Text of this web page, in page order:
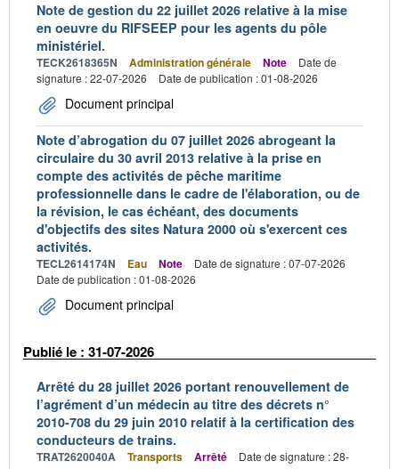
Note de gestion du 22 juillet 2026 relative à la mise
en oeuvre du RIFSEEP pour les agents du pôle
ministériel.
TECK2618365N Administration générale Note
Date de
signature : 22-07-2026
Date de publication : 01-08-2026
Document principal
Note d’abrogation du 07 juillet 2026 abrogeant la
circulaire du 30 avril 2013 relative à la prise en
compte des activités de pêche maritime
professionnelle dans le cadre de l'élaboration, ou de
la révision, le cas échéant, des documents
d'objectifs des sites Natura 2000 où s'exercent ces
activités.
TECL2614174N Eau Note
Date de signature : 07-07-2026
Date de publication : 01-08-2026
Document principal
Publié le : 31-07-2026
Arrêté du 28 juillet 2026 portant renouvellement de
l’agrément d’un médecin au titre des décrets n°
2010-708 du 29 juin 2010 relatif à la certification des
conducteurs de trains.
TRAT2620040A Transports Arrêté
Date de signature : 28-